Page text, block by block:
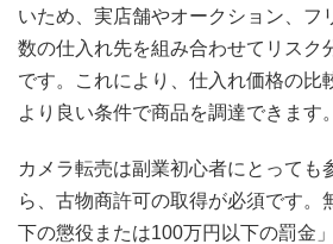
いため、実店舗やオークション、フ
数の仕入れ先を組み合わせてリスク
です。これにより、仕入れ価格の比
より良い条件で商品を調達できます。
カメラ転売は副業初心者にとっても
ら、古物商許可の取得が必須です。
下の懲役または100万円以下の罰金